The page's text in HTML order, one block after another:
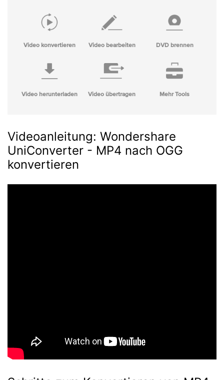
Video konvertieren Video bearbeiten DVD brennen
Video herunterladen Video übertragen Mehr Tools
Videoanleitung: Wondershare
UniConverter - MP4 nach OGG
konvertieren